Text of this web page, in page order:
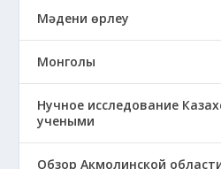
Мәдени өрлеу
Монголы
Нучное исследование
учеными
Обзор Акмолинской